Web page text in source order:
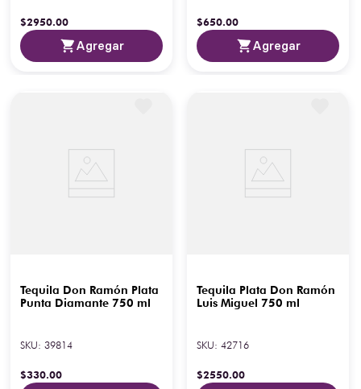
$2950.00
Agregar
$650.00
Agregar
Tequila Don Ramón Plata
Punta Diamante 750 ml
SKU: 39814
$330.00
Tequila Plata Don Ramón
Luis Miguel 750 ml
SKU: 42716
$2550.00